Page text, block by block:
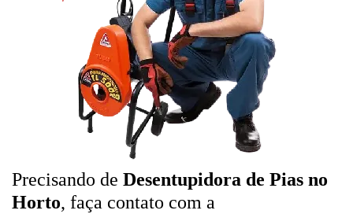
Precisando de Desentupidora de Pias no
Horto, faça contato com a